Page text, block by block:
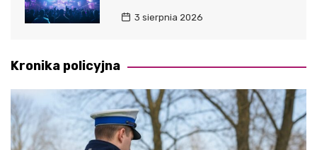
3 sierpnia 2026
Kronika policyjna